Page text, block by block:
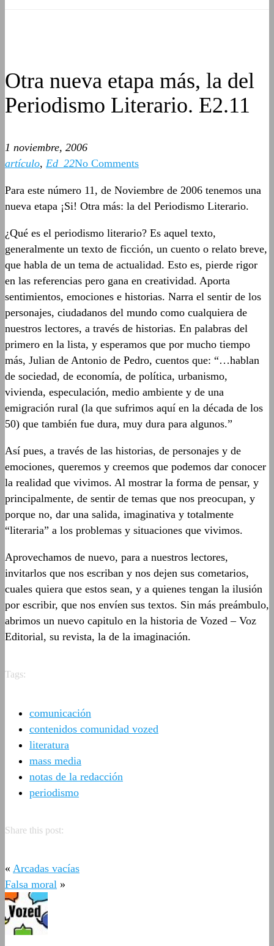
Otra nueva etapa más, la del
Periodismo Literario. E2.11
1 noviembre, 2006
artículo, Ed_22No Comments
Para este número 11, de Noviembre de 2006 tenemos una
nueva etapa ¡Si! Otra más: la del Periodismo Literario.
¿Qué es el periodismo literario? Es aquel texto,
generalmente un texto de ficción, un cuento o relato breve,
que habla de un tema de actualidad. Esto es, pierde rigor
en las referencias pero gana en creatividad. Aporta
sentimientos, emociones e historias. Narra el sentir de los
personajes, ciudadanos del mundo como cualquiera de
nuestros lectores, a través de historias. En palabras del
primero en la lista, y esperamos que por mucho tiempo
más, Julian de Antonio de Pedro, cuentos que: “…hablan
de sociedad, de economía, de política, urbanismo,
vivienda, especulación, medio ambiente y de una
emigración rural (la que sufrimos aquí en la década de los
50) que también fue dura, muy dura para algunos.”
Así pues, a través de las historias, de personajes y de
emociones, queremos y creemos que podemos dar conocer
la realidad que vivimos. Al mostrar la forma de pensar, y
principalmente, de sentir de temas que nos preocupan, y
porque no, dar una salida, imaginativa y totalmente
“literaria” a los problemas y situaciones que vivimos.
Aprovechamos de nuevo, para a nuestros lectores,
invitarlos que nos escriban y nos dejen sus cometarios,
cuales quiera que estos sean, y a quienes tengan la ilusión
por escribir, que nos envíen sus textos. Sin más preámbulo,
abrimos un nuevo capitulo en la historia de Vozed – Voz
Editorial, su revista, la de la imaginación.
Tags:
comunicación
contenidos comunidad vozed
literatura
mass media
notas de la redacción
periodismo
Share this post:
« Arcadas vacías
Falsa moral »